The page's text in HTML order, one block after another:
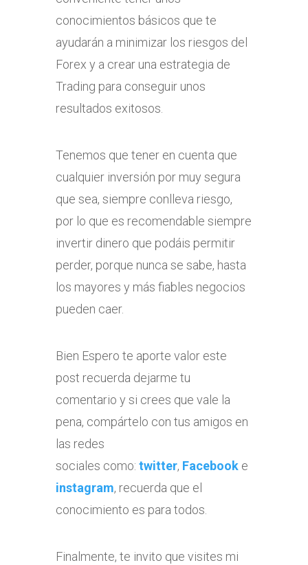
conocimientos básicos que te
ayudarán a minimizar los riesgos del
Forex y a crear una estrategia de
Trading para conseguir unos
resultados exitosos.
Tenemos que tener en cuenta que
cualquier inversión por muy segura
que sea, siempre conlleva riesgo,
por lo que es recomendable siempre
invertir dinero que podáis permitir
perder, porque nunca se sabe, hasta
los mayores y más fiables negocios
pueden caer.
Bien Espero te aporte valor este
post recuerda dejarme tu
comentario y si crees que vale la
pena, compártelo con tus amigos en
las redes
sociales como: twitter, Facebook e
instagram, recuerda que el
conocimiento es para todos.
Finalmente, te invito que visites mi